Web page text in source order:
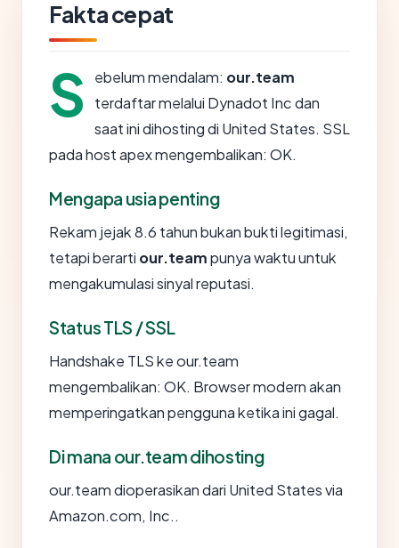
Fakta cepat
S ebelum mendalam: our.team
terdaftar melalui Dynadot Inc dan
saat ini dihosting di United States. SSL
pada host apex mengembalikan: OK.
Mengapa usia penting
Rekam jejak 8.6 tahun bukan bukti legitimasi,
tetapi berarti our.teampunya waktu untuk
mengakumulasi sinyal reputasi.
Status TLS / SSL
Handshake TLS ke our.team
mengembalikan: OK. Browser modern akan
memperingatkan pengguna ketika ini gagal.
Di mana our.team dihosting
our.team dioperasikan dari United States via
Amazon.com, Inc..